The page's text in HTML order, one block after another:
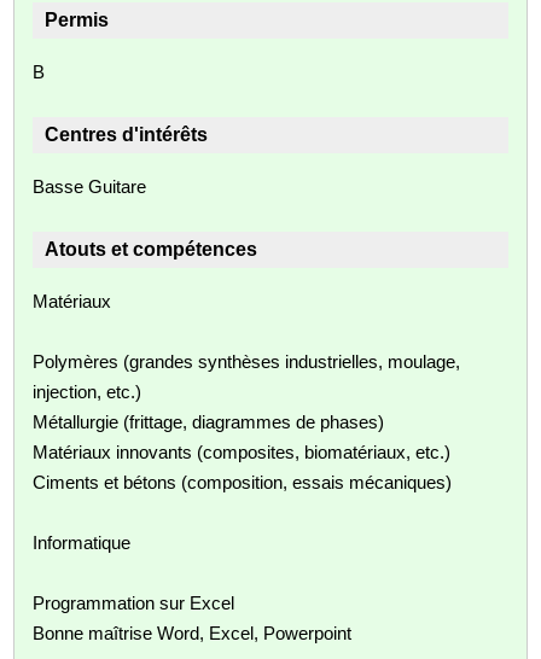
Permis
B
Centres d'intérêts
Basse Guitare
Atouts et compétences
Matériaux
Polymères (grandes synthèses industrielles, moulage,
injection, etc.)
Métallurgie (frittage, diagrammes de phases)
Matériaux innovants (composites, biomatériaux, etc.)
Ciments et bétons (composition, essais mécaniques)
Informatique
Programmation sur Excel
Bonne maîtrise Word, Excel, Powerpoint